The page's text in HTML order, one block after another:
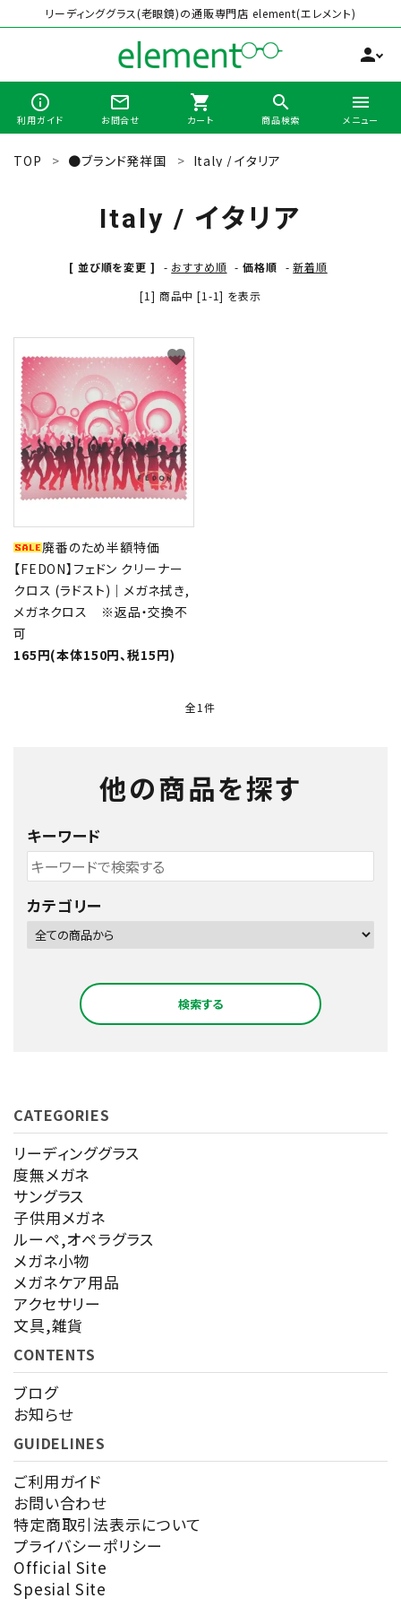
リーディンググラス(老眼鏡)の通販専門店 element(エレメント)
person
info_outline
利用ガイド
mail_outline
お問合せ
shopping_cart
カート
search
商品検索
menu
メニュー
search
最近チェックした商品
ブランドから選ぶ
形から選ぶ
色から選ぶ
価格帯から選ぶ
SALE
コンテンツ
person 新規会員登録
TOP ●ブランド発祥国 Italy / イタリア
Italy / イタリア
[ 並び順を変更 ] - おすすめ順 -価格順 -新着順
[1] 商品中 [1-1] を表示
廃番のため半額特価
【FEDON】フェドン クリーナー
クロス (ラドスト)｜メガネ拭き,
メガネクロス ※返品・交換不
可
165円(本体150円、税15円)
favorite
全1件
他の商品を探す
キーワード
カテゴリー
検索する
キーワード
カテゴリー
CATEGORIES
リーディンググラス
度無メガネ
サングラス
子供用メガネ
ルーペ,オペラグラス
メガネ小物
メガネケア用品
アクセサリー
文具,雑貨
CONTENTS
ブログ
お知らせ
GUIDELINES
ご利用ガイド
お問い合わせ
特定商取引法表示について
プライバシーポリシー
Official Site
Spesial Site